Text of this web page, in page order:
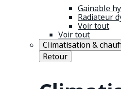
Gainable
Radiateur
Voir tout
Voir tout
Climatisation &
Retour